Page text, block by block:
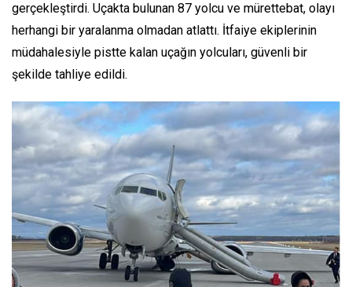
gerçekleştirdi. Uçakta bulunan 87 yolcu ve mürettebat, olayı
herhangi bir yaralanma olmadan atlattı. İtfaiye ekiplerinin
müdahalesiyle pistte kalan uçağın yolcuları, güvenli bir
şekilde tahliye edildi.